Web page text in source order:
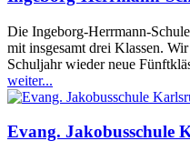
Die Ingeborg-Herrmann-
mit insgesamt drei Klassen.
Schuljahr wieder neue
weiter...
Evang. Jakobusschule